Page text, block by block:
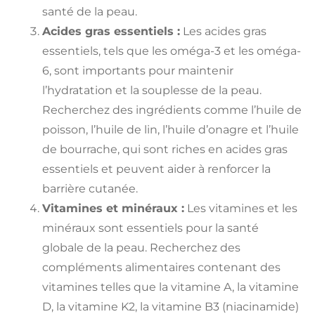
santé de la peau.
Acides gras essentiels : Les acides gras
essentiels, tels que les oméga-3 et les oméga-
6, sont importants pour maintenir
l’hydratation et la souplesse de la peau.
Recherchez des ingrédients comme l’huile de
poisson, l’huile de lin, l’huile d’onagre et l’huile
de bourrache, qui sont riches en acides gras
essentiels et peuvent aider à renforcer la
barrière cutanée.
Vitamines et minéraux : Les vitamines et les
minéraux sont essentiels pour la santé
globale de la peau. Recherchez des
compléments alimentaires contenant des
vitamines telles que la vitamine A, la vitamine
D, la vitamine K2, la vitamine B3 (niacinamide)